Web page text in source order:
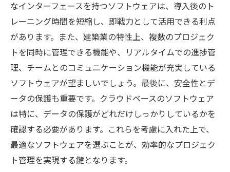
なインターフェースを持つソフトウェアは、導入後のト
レーニング時間を短縮し、即戦力として活用できる利点
があります。また、建築業の特性上、複数のプロジェク
トを同時に管理できる機能や、リアルタイムでの進捗管
理、チームとのコミュニケーション機能が充実している
ソフトウェアが望ましいでしょう。最後に、安全性とデ
ータの保護も重要です。クラウドベースのソフトウェア
は特に、データの保護がどれだけしっかりしているかを
確認する必要があります。これらを考慮に入れた上で、
最適なソフトウェアを選ぶことが、効率的なプロジェク
ト管理を実現する鍵となります。